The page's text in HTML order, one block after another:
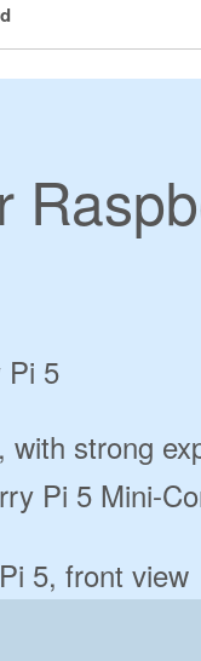
Pi 5
strong
Pi 5 Mini-